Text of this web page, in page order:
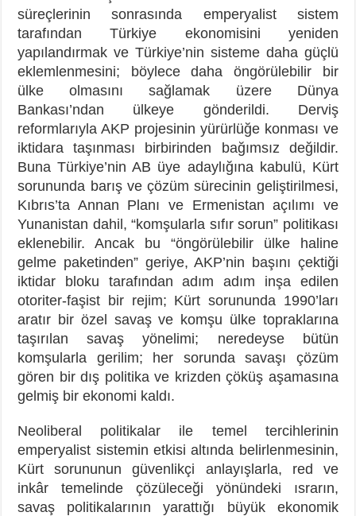
süreçlerinin sonrasında emperyalist sistem
tarafından Türkiye ekonomisini yeniden
yapılandırmak ve Türkiye’nin sisteme daha güçlü
eklemlenmesini; böylece daha öngörülebilir bir
ülke olmasını sağlamak üzere Dünya
Bankası’ndan ülkeye gönderildi. Derviş
reformlarıyla AKP projesinin yürürlüğe konması ve
iktidara taşınması birbirinden bağımsız değildir.
Buna Türkiye’nin AB üye adaylığına kabulü, Kürt
sorununda barış ve çözüm sürecinin geliştirilmesi,
Kıbrıs’ta Annan Planı ve Ermenistan açılımı ve
Yunanistan dahil, “komşularla sıfır sorun” politikası
eklenebilir. Ancak bu “öngörülebilir ülke haline
gelme paketinden” geriye, AKP’nin başını çektiği
iktidar bloku tarafından adım adım inşa edilen
otoriter-faşist bir rejim; Kürt sorununda 1990’ları
aratır bir özel savaş ve komşu ülke topraklarına
taşırılan savaş yönelimi; neredeyse bütün
komşularla gerilim; her sorunda savaşı çözüm
gören bir dış politika ve krizden çöküş aşamasına
gelmiş bir ekonomi kaldı.
Neoliberal politikalar ile temel tercihlerinin
emperyalist sistemin etkisi altında belirlenmesinin,
Kürt sorununun güvenlikçi anlayışlarla, red ve
inkâr temelinde çözüleceği yönündeki ısrarın,
savaş politikalarının yarattığı büyük ekonomik